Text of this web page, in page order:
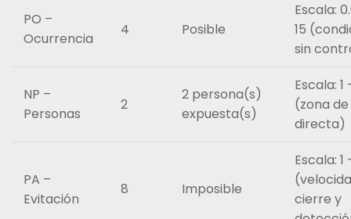
PO –
Ocurrencia
4 Posible
Escala:
15
sin
NP –
Personas
2
2 persona(s)
expuesta(s)
Escala: 1
(zona
directa)
PA –
Evitación
8 Imposible
Escala: 1
cierre y